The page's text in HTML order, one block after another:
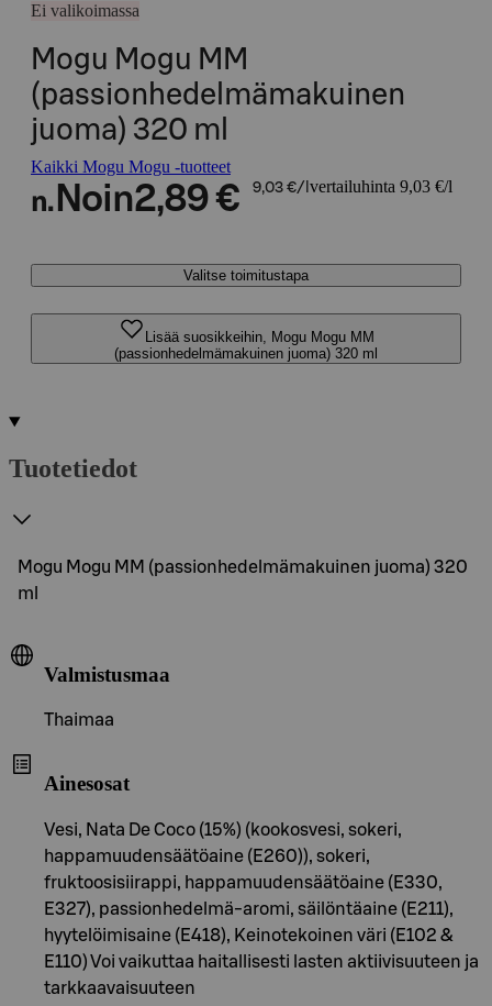
Ei valikoimassa
Mogu Mogu MM
(passionhedelmämakuinen
juoma) 320 ml
Kaikki Mogu Mogu -tuotteet
n. Noin2,89 € 9,03 €/l vertailuhinta 9,03 €/l
Valitse toimitustapa
Lisää suosikkeihin, Mogu Mogu MM
(passionhedelmämakuinen juoma) 320 ml
Tuotetiedot
Mogu Mogu MM (passionhedelmämakuinen juoma) 320
ml
Valmistusmaa
Thaimaa
Ainesosat
Vesi, Nata De Coco (15%) (kookosvesi, sokeri,
happamuudensäätöaine (E260)), sokeri,
fruktoosisiirappi, happamuudensäätöaine (E330,
E327), passionhedelmä-aromi, säilöntäaine (E211),
hyytelöimisaine (E418), Keinotekoinen väri (E102 &
E110) Voi vaikuttaa haitallisesti lasten aktiivisuuteen ja
tarkkaavaisuuteen